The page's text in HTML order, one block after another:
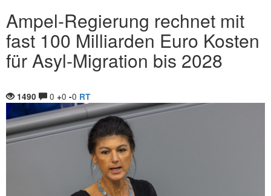
Ampel-Regierung rechnet mit
fast 100 Milliarden Euro Kosten
für Asyl-Migration bis 2028
1490 0 +0 -0 RT